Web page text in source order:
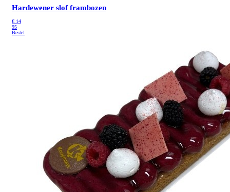
Hardewener slof frambozen
€ 14
95
Bestel